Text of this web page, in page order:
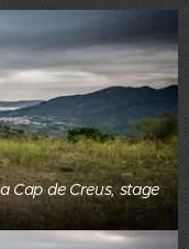
Cap de Creus, stage